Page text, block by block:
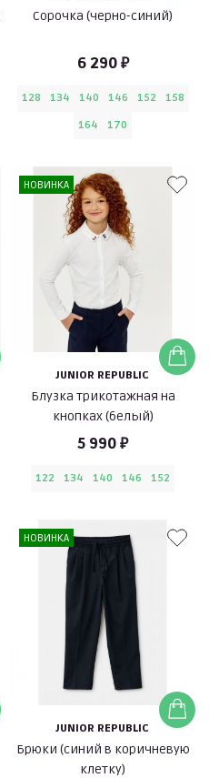
Cорочка (черно-синий)
6 290 ₽
128 134 140 146 152
158
164
170
НОВИНКА
JUNIOR REPUBLIC
Блузка трикотажная на
кнопках (белый)
5 990 ₽
122 134 140 146 152
НОВИНКА
JUNIOR REPUBLIC
Брюки (синий в коричневую
клетку)